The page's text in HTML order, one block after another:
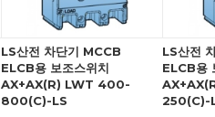
LS산전 차단기 MCCB
ELCB용 보조스위치
AX+AX(R) LWT 400-
800(C)-LS
LS산전
ELCB용
250(C)-